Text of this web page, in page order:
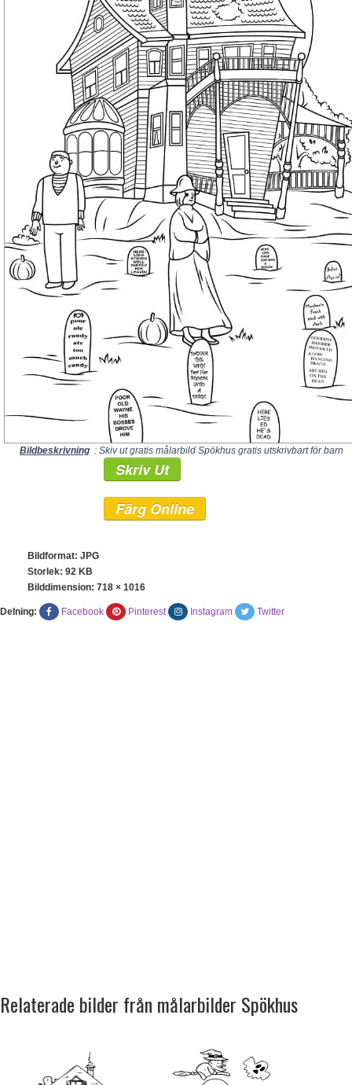
Bildbeskrivning : Skiv ut gratis målarbild Spökhus gratis utskrivbart för barn
Skriv Ut
Färg Online
Bildformat: JPG
Storlek: 92 KB
Bilddimension: 718 × 1016
Delning: Facebook Pinterest Instagram Twitter
Relaterade bilder från målarbilder Spökhus